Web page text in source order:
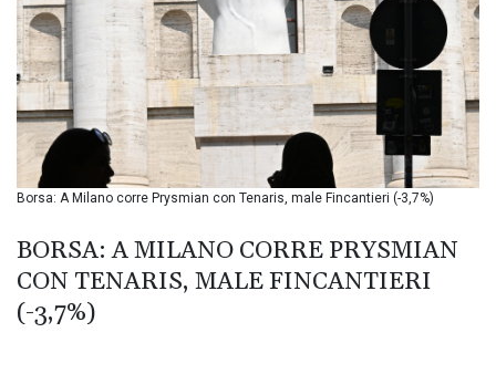
BWP 15.611467
BYN 3.41754
BYR
22581.690677
BZD 2.321467
CAD 1.615317
2603.806986
CLF 0.026724
CLP
1055.210169
Borsa: A Milano corre Prysmian con Tenaris, male Fincantieri (-3,7%)
BORSA: A MILANO CORRE PRYSMIAN
CON TENARIS, MALE FINCANTIERI
(-3,7%)